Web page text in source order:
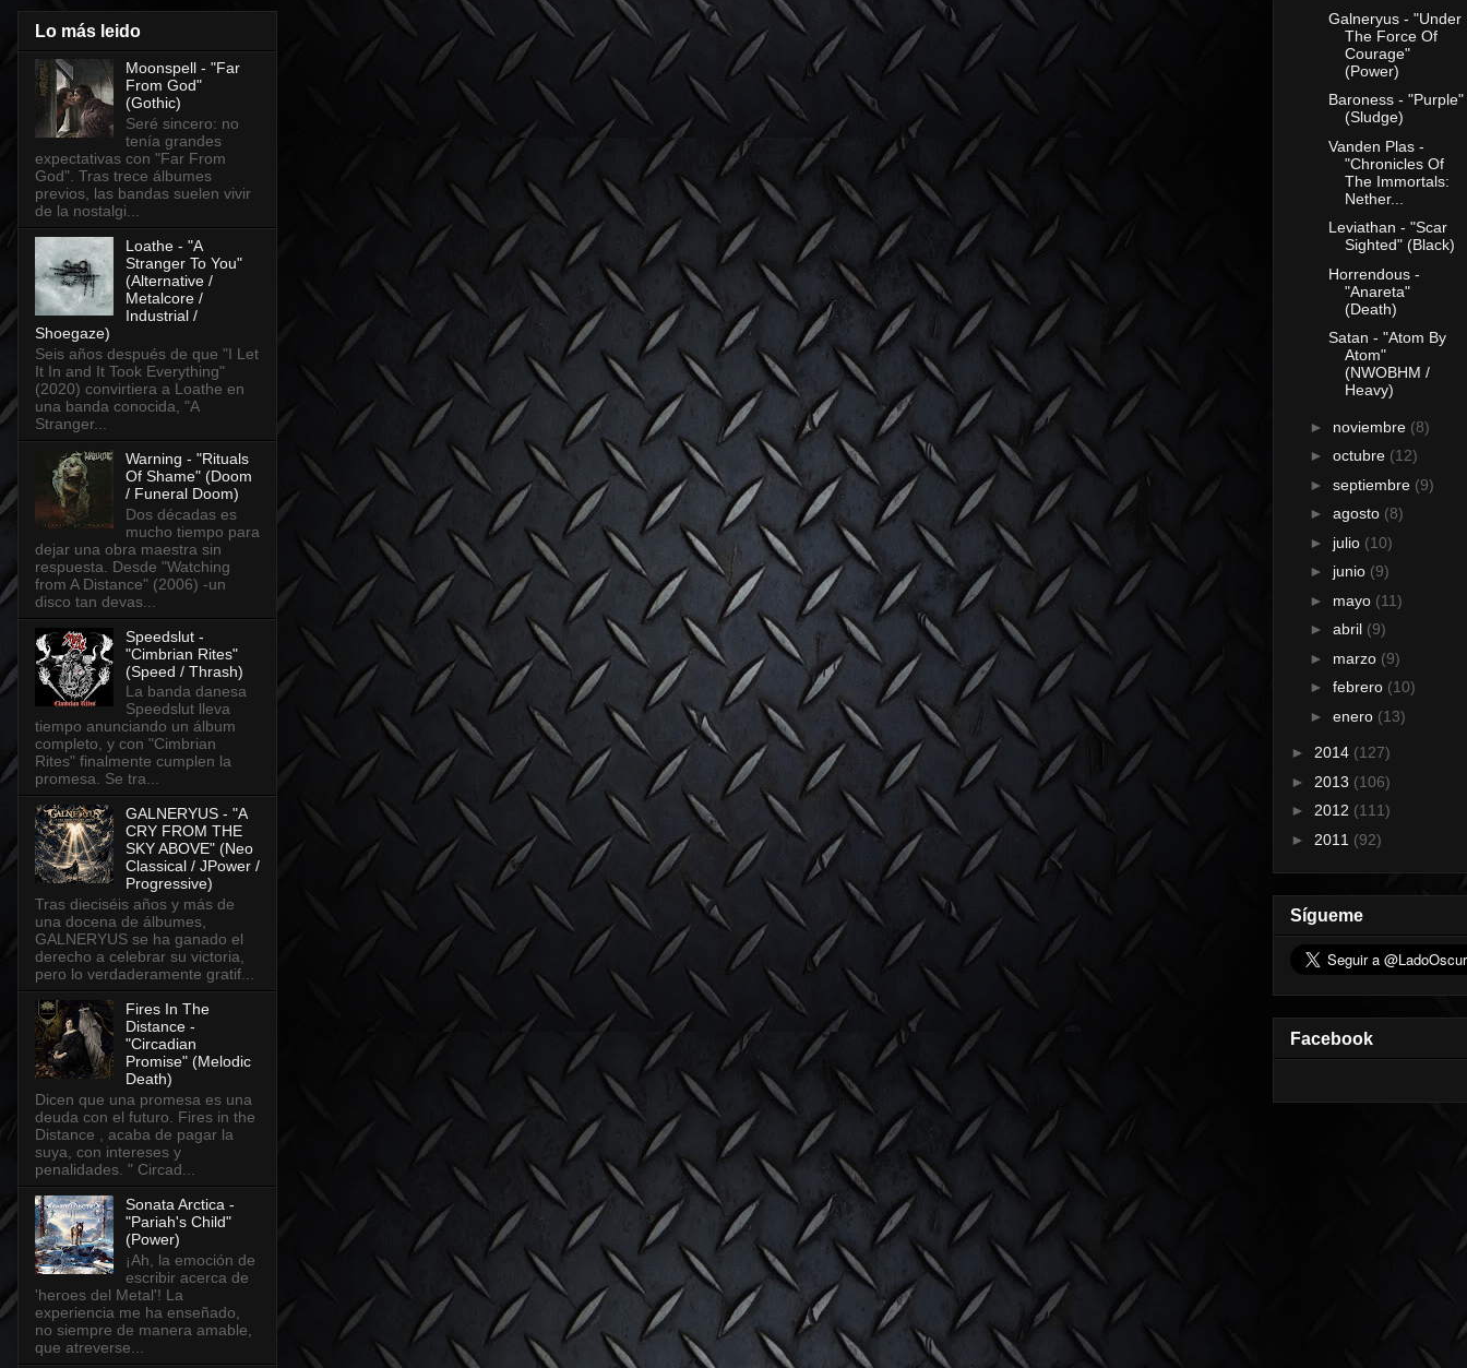
Lo más leido
Moonspell - "Far
From God"
(Gothic)
Seré sincero: no
tenía grandes
expectativas con "Far From
God". Tras trece álbumes
previos, las bandas suelen vivir
de la nostalgi...
Loathe - "A
Stranger To You"
(Alternative /
Metalcore /
Industrial /
Shoegaze)
Seis años después de que "I Let
It In and It Took Everything"
(2020) convirtiera a Loathe en
una banda conocida, "A
Stranger...
Warning - "Rituals
Of Shame" (Doom
/ Funeral Doom)
Dos décadas es
mucho tiempo para
dejar una obra maestra sin
respuesta. Desde "Watching
from A Distance" (2006) -un
disco tan devas...
Speedslut -
"Cimbrian Rites"
(Speed / Thrash)
La banda danesa
Speedslut lleva
tiempo anunciando un álbum
completo, y con "Cimbrian
Rites" finalmente cumplen la
promesa. Se tra...
GALNERYUS - "A
CRY FROM THE
SKY ABOVE" (Neo
Classical / JPower /
Progressive)
Tras dieciséis años y más de
una docena de álbumes,
GALNERYUS se ha ganado el
derecho a celebrar su victoria,
pero lo verdaderamente gratif...
Fires In The
Distance -
"Circadian
Promise" (Melodic
Death)
Dicen que una promesa es una
deuda con el futuro. Fires in the
Distance , acaba de pagar la
suya, con intereses y
penalidades. " Circad...
Sonata Arctica -
"Pariah's Child"
(Power)
¡Ah, la emoción de
escribir acerca de
'heroes del Metal'! La
experiencia me ha enseñado,
no siempre de manera amable,
que atreverse...
Galneryus - "Under
The Force Of
Courage"
(Power)
Baroness - "Purple"
(Sludge)
Vanden Plas -
"Chronicles Of
The Immortals:
Nether...
Leviathan - "Scar
Sighted" (Black)
Horrendous -
"Anareta"
(Death)
Satan - "Atom By
Atom"
(NWOBHM /
Heavy)
► noviembre (8)
► octubre (12)
► septiembre (9)
► agosto (8)
► julio (10)
► junio (9)
► mayo (11)
► abril (9)
► marzo (9)
► febrero (10)
► enero (13)
► 2014 (127)
► 2013 (106)
► 2012 (111)
► 2011 (92)
Sígueme
Facebook